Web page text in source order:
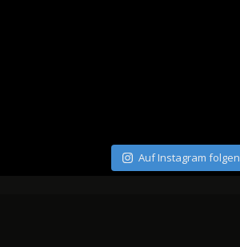
Auf Instagram folgen